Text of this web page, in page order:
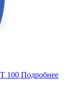
100 Подробнее